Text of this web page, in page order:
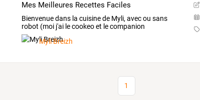
Mes Meilleures Recettes Faciles
Bienvenuedans la cuisinede Myli, avecou sans
robot (moi j'ai lecookeoet lecompanion
Moulinex)
Myli Breizh
1